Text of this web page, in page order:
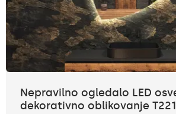
Nepravilno ogledalo LED
dekorativno oblikovanje T221